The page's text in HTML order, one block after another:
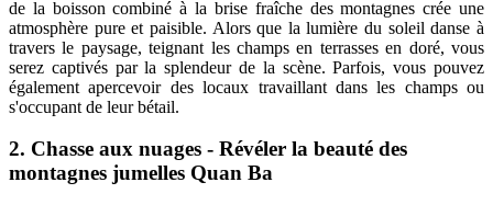
de la boisson combiné à la brise fraîche des montagnes crée une
atmosphère pure et paisible. Alors que la lumière du soleil danse à
travers le paysage, teignant les champs en terrasses en doré, vous
serez captivés par la splendeur de la scène. Parfois, vous pouvez
également apercevoir des locaux travaillant dans les champs ou
s'occupant de leur bétail.
2. Chasse aux nuages - Révéler la beauté des
montagnes jumelles Quan Ba